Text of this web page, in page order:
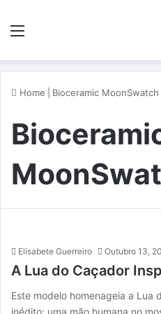
Home Bioceramic MoonSwatch
Elisabete Guerreiro Outubro 13,
A Lua do Caçador
Este modelo homenageia a Lua
inédito: uma mão humana no